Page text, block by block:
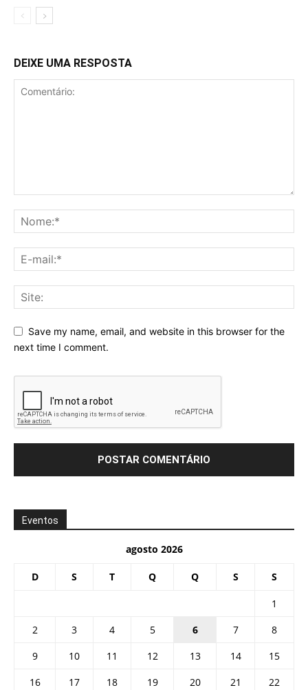
DEIXE UMA RESPOSTA
Save my name, email, and website in this browser for the
next time I comment.
Eventos
agosto 2026
D S T Q Q S S
1
2
3 4 5 6 7
8
9
10 11 12 13 14
15
16
17 18 19 20 21
22